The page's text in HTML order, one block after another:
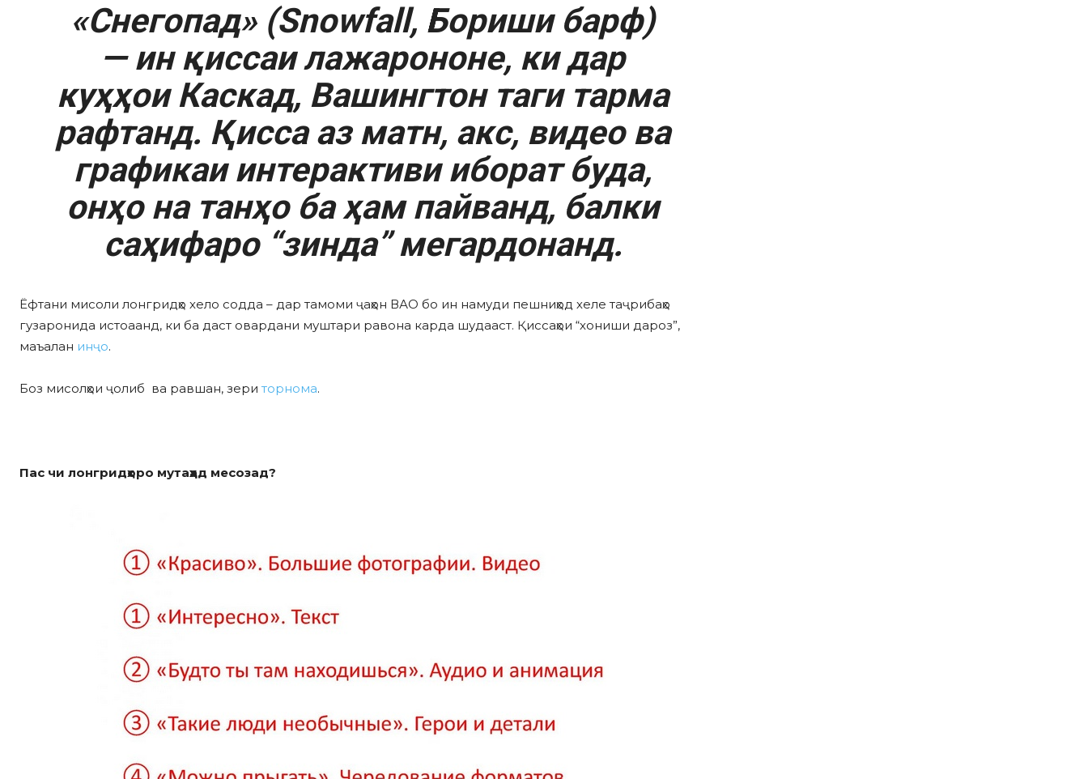
«Снегопад» (Snowfall, Бориши барф)
— ин қиссаи лажарононе, ки дар
куҳҳои Каскад, Вашингтон таги тарма
рафтанд. Қисса аз матн, акс, видео ва
графикаи интерактиви иборат буда,
онҳо на танҳо ба ҳам пайванд, балки
саҳифаро “зинда” мегардонанд.
Ёфтани мисоли лонгридҳо хело содда – дар тамоми ҷаҳон ВАО бо ин намуди пешниҳод хеле таҷрибаҳо
гузаронида истоаанд, ки ба даст овардани муштари равона карда шудааст. Қиссаҳои “хониши дароз”,
маъалан инҷо.
Боз мисолҳои ҷолиб ва равшан, зери торнома.
Пас чи лонгридҳоро мутаҳҳад месозад?